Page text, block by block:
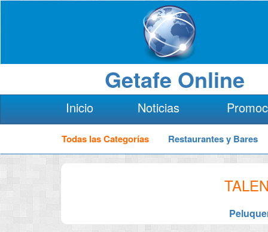
Getafe Online
Inicio Noticias
Todas las Categorías Restaurantes y Bares